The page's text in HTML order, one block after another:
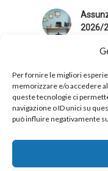
Per fornire le migliori
memorizzare e/o accedere
queste tecnologie ci
navigazione o ID unici su
può influire negativamente
2026/
La